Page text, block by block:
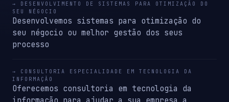
→ DESENVOLVIMENTO DE SISTEMAS PARA OTIMIZAÇÃO DO
SEU NÉGOCIO
Desenvolvemos sistemas para otimização do
seu négocio ou melhor gestão dos seus
processo
→ CONSULTORIA ESPECIALIDADE EM TECNOLOGIA DA
INFORMAÇÃO
Oferecemos consultoria em tecnologia da